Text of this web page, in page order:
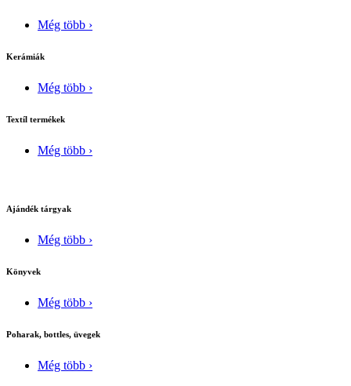
Még több ›
Kerámiák
Még több ›
Textíl termékek
Még több ›
Ajándék tárgyak
Még több ›
Könyvek
Még több ›
Poharak, bottles, üvegek
Még több ›